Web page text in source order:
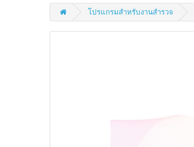
โปรแกรมสำหรับงานสำรวจ